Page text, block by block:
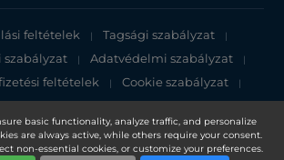
basic functionality, analyze traffic, and personalize
are always active, while others require your consent.
non-essential cookies, or customize your preferences.
feltételek | Tagsági szabályzat |
szabályzat | Adatvédelmi szabályzat |
feltételek | Cookie szabályzat |
Adatvédelmi tájékoztató
Holdings Bhd. 199501033918 (363120-V)